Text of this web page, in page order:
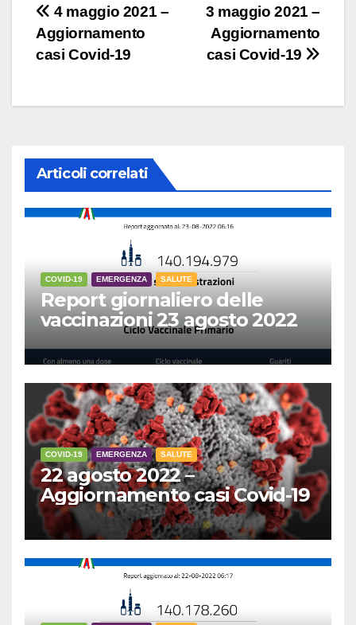
Navigazione
articoli
3 maggio 2021 –
Aggiornamento
casi Covid-19
4 maggio 2021 –
Aggiornamento
casi Covid-19
Articoli correlati
COVID-19 EMERGENZA SALUTE
Report giornaliero delle
vaccinazioni 23 agosto 2022
COVID-19 EMERGENZA SALUTE
22 agosto 2022 –
Aggiornamento casi Covid-19